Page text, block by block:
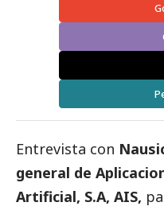
Entrevista con
general de
Artificial, S.A, AIS,